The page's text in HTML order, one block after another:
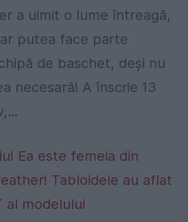
a uimit o lume întreagă,
putea face parte
de baschet, deși nu
necesară! A înscrie 13